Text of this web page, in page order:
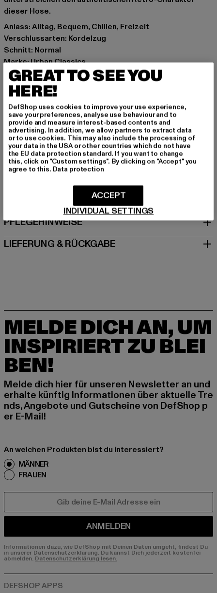
dieser Hose.
Anlass: Alltag, Bequem, Chillen, Freizeit
Verschlussarten: Kordelzug
Schnitt: Normal
Marke: Urban Classics
Kat.: Jogginghosen
Farbe: schwarz
Hersteller Farbe: black
Materialzusammensetzung: 100% Baumwolle
Art.Nr: TB7271-00007
Hersteller: TB International GmbH |info@tbint.de
Dr.-Robert-Murjahn-Straße 7 | 64372 Ober-Ramstadt |
DE
GRÖSSE & PASSFORM
PFLEGEHINWEISE
LIEFERUNG & RÜCKGABE
MELDE DICH AN, UM
INSPIRIERT ZU BLEI
BEN!
Melde dich hier für unseren Newsletter an und
erhalte künftig Informationen über aktuelle Tre
nds, Angebote und Gutscheine von DefShop p
er E-Mail!
An welchen Produkten bist du interessiert?
MÄNNER
FRAUEN
ANMELDEN
Informationen dazu, wie DefShop mit Deinen Daten umgeht, findest Du
in unserer Datenschutzerklärung. Du kannst Dich jederzeit kostenfei
abmelden. Datenschutzerklärung lesen.
GREAT TO SEE YOU
HERE!
DefShop uses cookies to improve your use experience,
save your preferences, analyse use behaviour and to
provide and measure interest-based contents and
advertising. In addition, we allow partners to extract data
or to use cookies. This may also include the processing of
your data in the USA or other countries which do not have
the EU data protection standard. If you want to change
this, click on "Custom settings". By clicking on "Accept" you
agree to this. Data protection
INDIVIDUAL SETTINGS
ACCEPT